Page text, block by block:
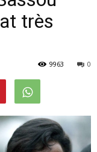
très
0
9963